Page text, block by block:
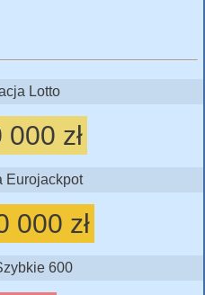
Lotto
zł
Eurojackpot
000 zł
600